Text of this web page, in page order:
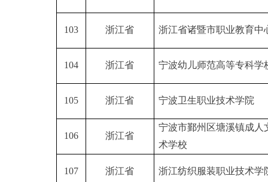
103 浙江省 浙江省诸暨市职业教育中
104 浙江省 宁波幼儿师范高等专科学
105 浙江省 宁波卫生职业技术学院
106 浙江省
宁波市鄞州区塘溪镇成人
术学校
107 浙江省 浙江纺织服装职业技术学